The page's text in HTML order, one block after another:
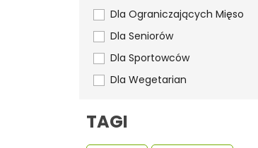
Dla Ograniczających Mięso
Dla Seniorów
Dla Sportowców
Dla Wegetarian
TAGI